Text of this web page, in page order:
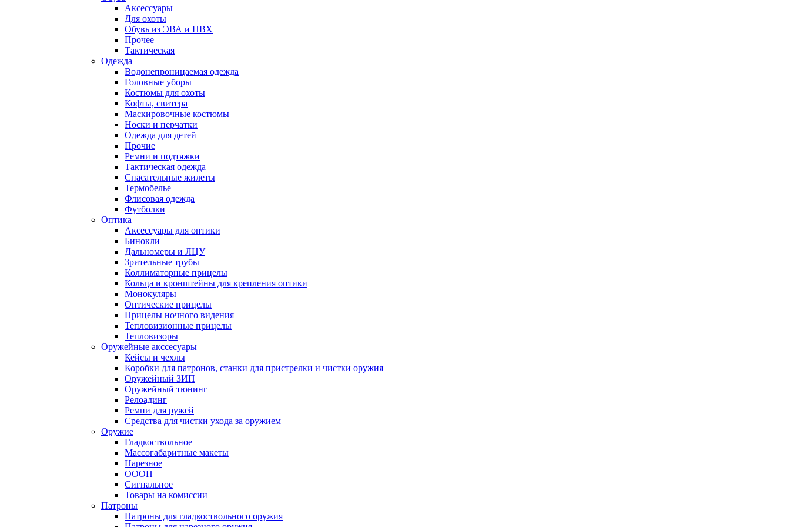
Аксессуары
Для охоты
Обувь из ЭВА и ПВХ
Прочее
Тактическая
Одежда
Водонепроницаемая одежда
Головные уборы
Костюмы для охоты
Кофты, свитера
Маскировочные костюмы
Носки и перчатки
Одежда для детей
Прочие
Ремни и подтяжки
Тактическая одежда
Спасательные жилеты
Термобелье
Флисовая одежда
Футболки
Оптика
Аксессуары для оптики
Бинокли
Дальномеры и ЛЦУ
Зрительные трубы
Коллиматорные прицелы
Кольца и кронштейны для крепления оптики
Монокуляры
Оптические прицелы
Прицелы ночного видения
Тепловизионные прицелы
Тепловизоры
Оружейные акссесуары
Кейсы и чехлы
Коробки для патронов, станки для пристрелки и чистки оружия
Оружейный ЗИП
Оружейный тюнинг
Релоадинг
Ремни для ружей
Средства для чистки ухода за оружием
Оружие
Гладкоствольное
Массогабаритные макеты
Нарезное
ОООП
Сигнальное
Товары на комиссии
Патроны
Патроны для гладкоствольного оружия